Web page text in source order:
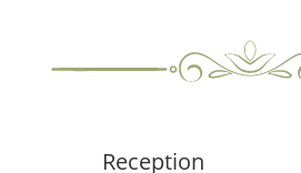
Reception